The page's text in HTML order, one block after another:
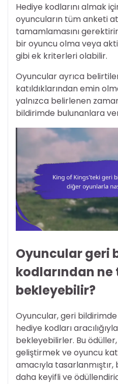
Hediye kodlarını almak
oyuncuların tüm anketi
tamamlamasını
bir oyuncu olma veya
gibi ek kriterleri olabilir.
Oyuncular ayrıca
katıldıklarından emin
yalnızca belirlenen
bildirimde bulunanlara
Oyuncular geri
kodlarından
bekleyebilir?
Oyuncular, geri
hediye kodları
bekleyebilirler. Bu
geliştirmek ve oyuncu
amacıyla
daha keyifli ve